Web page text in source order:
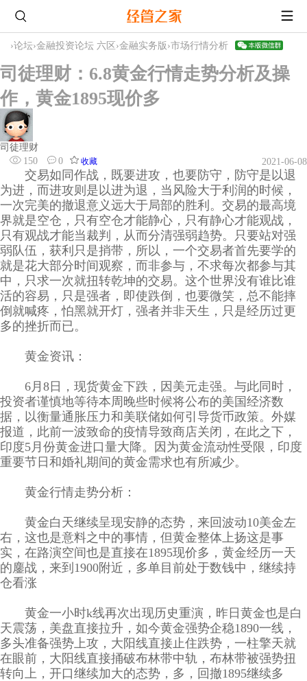
›论坛›金融投资论坛 六区 ›金融实务版 ›市场行情分析
司徒理财：6.8黄金行情走势分析及操
作，黄金1895现价多
司徒理财
150
0 收藏 2021-06-08
交易如同作战，既要进攻，也要防守，防守是以退
为进，而进攻则是以进为退，当风险大于利润的时候，
一次完美的撤退意义远大于局部的胜利。交易的最高境
界就是空仓，只有空仓才能静心，只有静心才能观战，
只有观战才能当裁判，从而分清强弱趋势。只要站对强
弱队伍，获利只是捎带，所以，一个交易者首先要学的
就是花大部分时间观察，而非参与，不求每次都参与其
中，只求一次就扭转乾坤的交易。这个世界没有谁比谁
活的容易，只是强者，即使跌倒，也要微笑，总不能摔
倒就喊疼，怕黑就开灯，强者并非天生，只是经历过更
多的挫折而已。
黄金资讯：
6月8日，现货黄金下跌，因美元走强。与此同时，
投资者谨慎地等待本周晚些时候将公布的美国经济数
据，以衡量通胀压力和美联储如何引导货币政策。外媒
报道，此前一波致命的疫情导致商店关闭，在此之下，
印度5月份黄金进口量大降。因为黄金流动性受限，印度
重要节日和婚礼期间的黄金需求也有所减少。
黄金行情走势分析：
黄金白天继续呈现安静的态势，来回波动10美金左
右，这也是意料之中的事情，但黄金整体上扬这是事
实，在路演空间也是直接在1895现价多，黄金经历一天
的鏖战，来到1900附近，多单目前处于数钱中，继续持
仓看涨
黄金一小时k线再次出现历史重演，昨日黄金也是白
天震荡，美盘直接拉升，如今黄金强势企稳1890一线，
多头准备强势上攻，大阳线直接止住跌势，一柱擎天就
在眼前，大阳线直接捅破布林带中轨，布林带被强势扭
转向上，开口继续加大的态势，多，回撤1895继续多